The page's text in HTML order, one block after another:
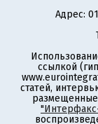
Адрес:
ссылкой
статей,
размещенные